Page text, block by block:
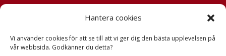
Hantera cookies
Vi använder cookies för att se till att vi ger dig den bästa upplevelsen på
vår webbsida. Godkänner du detta?
info@grandtours.se